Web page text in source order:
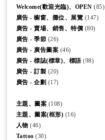
Welcome(歡迎光臨)、OPEN (85)
廣告 - 櫥窗、攤位、展覽 (147)
廣告 - 賣場、銷售、特價 (80)
廣告 - 季節 (26)
廣告 - 廣告圖案 (46)
廣告 - 標誌(標章)、標語(98)
廣告 - 訂製 (20)
廣告 - 企劃 (17)
主題、圖案 (108)
主題、圖案(框形) (16)
人物 (46)
Tattoo (30)